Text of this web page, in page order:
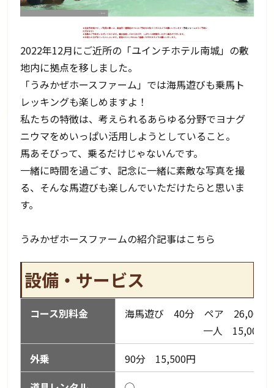
2022年12月にご近所の「ユインチホテル南城」の敷
地内に拠点を移しました。
「うみかぜホースファーム」では海馬遊びも乗馬ト
レッキングも楽しめますよ！
私たちの特徴は、考えられるあらゆる分野でヨナグ
ニウマをめいっぱい活用しようとしていること。
馬あそびって、乗るだけじゃないんです。
一緒に時間を過ごす、記念に一緒に素敵な写真を撮
る、そんな馬遊びも楽しんでいただけたらと思いま
す。
うみかぜホースファームの紹介記事はこちら
設備・サービス
コース別料金
海馬遊び 40分 ペア 26,000円
一人 15,000円
外乗
90分 15,500円